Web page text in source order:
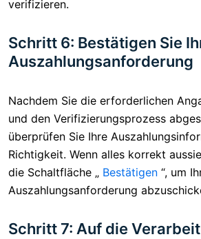
verifizieren.
Schritt 6: Bestätigen Sie
Auszahlungsanforderung
Nachdem Sie die erforderlichen
und den Verifizierungsprozess
überprüfen Sie Ihre
Richtigkeit. Wenn alles korrekt
die Schaltfläche „ Bestätigen “, um
Auszahlungsanforderung
Schritt 7: Auf die